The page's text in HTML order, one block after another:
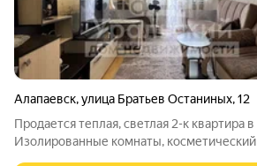
Алапаевск,улица Братьев Останиных,12
Продается теплая, светлая 2-к квартира
Изолированные комнаты,